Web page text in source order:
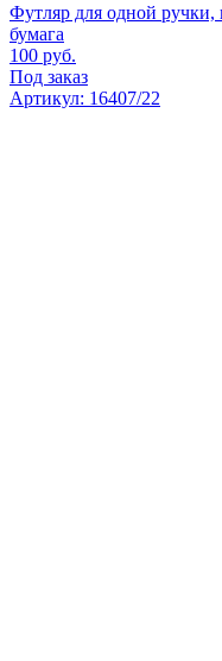
Футляр для одной ручки,
бумага
100 руб.
Под заказ
Артикул: 16407/22